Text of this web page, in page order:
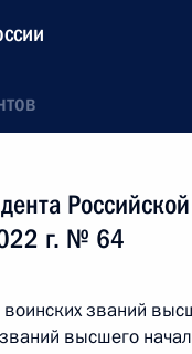
г. № 64
званий
высшего